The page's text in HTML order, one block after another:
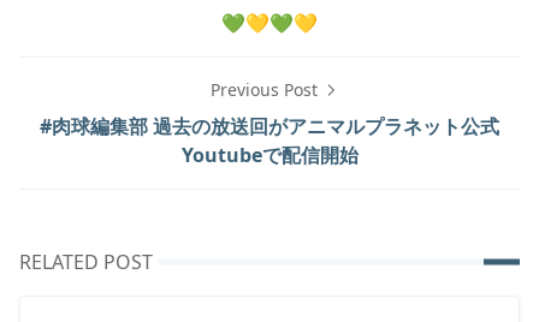
💚💛💚💛
Previous Post
#肉球編集部 過去の放送回がアニマルプラネット公式
Youtubeで配信開始
RELATED POST